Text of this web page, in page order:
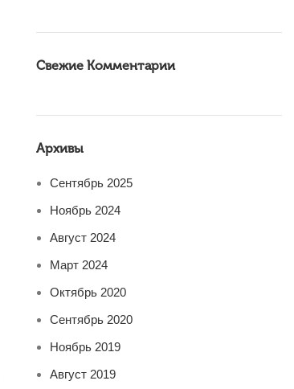
Свежие Комментарии
Архивы
Сентябрь 2025
Ноябрь 2024
Август 2024
Март 2024
Октябрь 2020
Сентябрь 2020
Ноябрь 2019
Август 2019